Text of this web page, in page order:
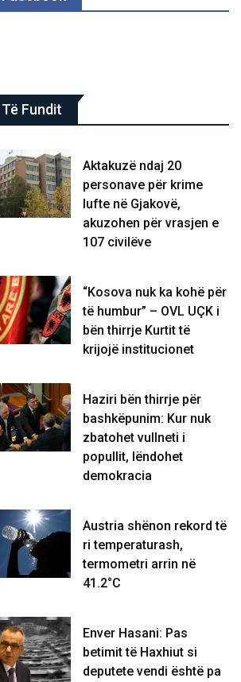
Të Fundit
Aktakuzë ndaj 20
personave për krime
lufte në Gjakovë,
akuzohen për vrasjen e
107 civilëve
“Kosova nuk ka kohë për
të humbur” – OVL UÇK i
bën thirrje Kurtit të
krijojë institucionet
Haziri bën thirrje për
bashkëpunim: Kur nuk
zbatohet vullneti i
popullit, lëndohet
demokracia
Austria shënon rekord të
ri temperaturash,
termometri arrin në
41.2°C
Enver Hasani: Pas
betimit të Haxhiut si
deputete vendi është pa